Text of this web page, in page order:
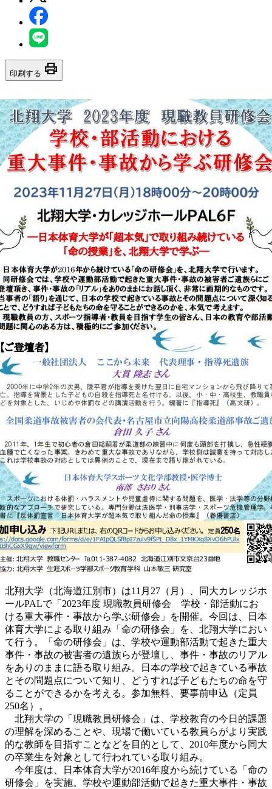
印刷する print
北翔大学（北海道江別市）は11月27（月）、同大カレッジホ
ールPALで「2023年度 現職教員研修会 学校・部活動にお
ける重大事件・事故から学ぶ研修会」を開催。今回は、日本
体育大学による取り組み「命の研修会」を、北翔大学におい
て行う。「命の研修会」は、学校や運動部活動で起きた重大
事件・事故の被害者の遺族らが登壇し、事件・事故のリアル
をありのままに語る取り組み。日本の学校で起きている事故
とその問題点について知り、どうすれば子どもたちの命を守
ることができるかを考える。参加無料、要事前申込（定員
250名）。
北翔大学の「現職教員研修会」は、学校教育の今日的課題
の理解を深めることや、現場で働いている教員らがより実践
的な教師を目指すことなどを目的として、2010年度から同大
の卒業生を対象として行われている取り組み。
今年度は、日本体育大学が2016年度から続けている「命の
研修会」を実施。学校や運動部活動で起きた重大事件・事故